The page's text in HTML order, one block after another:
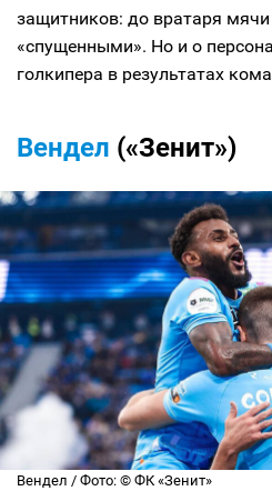
защитников: до вратаря
«спущенными». Но и о
голкипера в результатах
Вендел («Зенит»)
Вендел / Фото: © ФК «Зенит»